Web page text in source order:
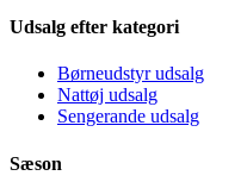
Udsalg efter kategori
Børneudstyr udsalg
Nattøj udsalg
Sengerande udsalg
Sæson